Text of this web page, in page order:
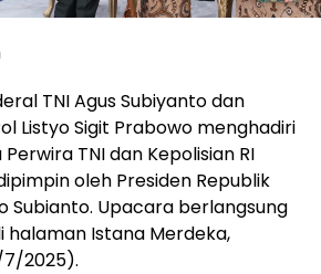
TNI Agus Subiyanto dan
Listyo Sigit Prabowo menghadiri
TNI dan Kepolisian RI
oleh Presiden Republik
Subianto. Upacara berlangsung
halaman Istana Merdeka,
2025).